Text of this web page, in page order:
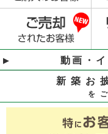
動画・
新築お
を